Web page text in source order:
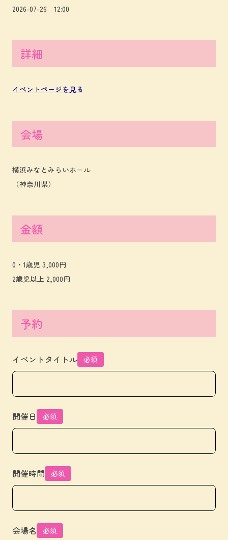
2026-07-26 12:00
詳細
イベントページを見る
会場
横浜みなとみらいホール
（神奈川県）
金額
0・1歳児 3,000円
2歳児以上 2,000円
予約
イベントタイトル 必須
開催日 必須
開催時間 必須
会場名 必須